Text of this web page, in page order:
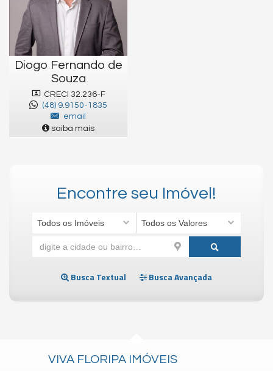
Diogo Fernando de
Souza
CRECI 32.236-F
(48) 9.9150-1835
email
saiba mais
Encontre seu Imóvel!
Todos os Imóveis Todos os Valores
Busca Textual Busca Avançada
VIVA FLORIPA IMÓVEIS